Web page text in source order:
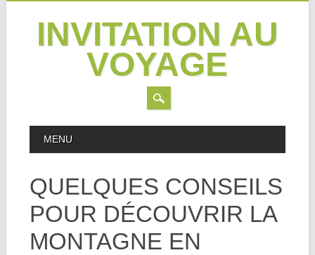
INVITATION AU
VOYAGE
MAIN MENU
MENU
QUELQUES CONSEILS
POUR DÉCOUVRIR LA
MONTAGNE EN